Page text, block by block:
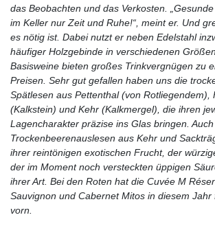
das Beobachten und das Verkosten.
im Keller nur Zeit und Ruhe!“, meint er. Und
es nötig ist. Dabei nutzt er neben Edelstahl
häufiger Holzgebinde in verschiedenen
Basisweine bieten großes Trinkvergnügen zu
Preisen. Sehr gut gefallen haben uns die
Spätlesen aus Pettenthal (von Rotliegendem),
(Kalkstein) und Kehr (Kalkmergel), die ihren
Lagencharakter präzise ins Glas bringen.
Trockenbeerenauslesen aus Kehr und
ihrer reintönigen exotischen Frucht, der
der im Moment noch versteckten üppigen
ihrer Art. Bei den Roten hat die Cuvée M
Sauvignon und Cabernet Mitos in diesem Jahr
vorn.